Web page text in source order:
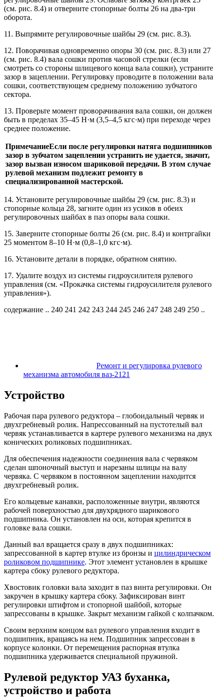
(см. рис. 8.4) и отверните стопорные болты 26 на два-три
оборота.
11. Выпрямите регулировочные шайбы 29 (см. рис. 8.3).
12. Поворачивая одновременно опоры 30 (см. рис. 8.3) или 27
(см. рис. 8.4) вала сошки против часовой стрелки (если
смотреть со стороны шлицевого конца вала сошки), устраните
зазор в зацеплении. Регулировку проводите в положении вала
сошки, соответствующем среднему положению зубчатого
сектора.
13. Проверьте момент проворачивания вала сошки, он должен
быть в пределах 35–45 Н·м (3,5–4,5 кгс·м) при переходе через
среднее положение.
ПримечаниеЕсли после регулировки натяга подшипников
зазор в зубчатом зацеплении устранить не удается, значит,
зазор вызван износом шариковой передачи. В этом случае
рулевой механизм подлежит ремонту в
специализированной мастерской.
14. Установите регулировочные шайбы 29 (см. рис. 8.3) и
стопорные кольца 28, загните один из усиков в обеих
регулировочных шайбах в паз опоры вала сошки.
15. Заверните стопорные болты 26 (см. рис. 8.4) и контргайки
25 моментом 8–10 Н·м (0,8–1,0 кгс·м).
16. Установите детали в порядке, обратном снятию.
17. Удалите воздух из системы гидроусилителя рулевого
управления (см. «Прокачка системы гидроусилителя рулевого
управления»).
содержание .. 240 241 242 243 244 245 246 247 248 249 250 ..
Ремонт и регулировка рулевого
механизма автомобиля ваз-2121
Устройство
Рабочая пара рулевого редуктора – глобоидальный червяк и
двухгребневый ролик. Напрессованный на пустотелый вал
червяк устанавливается в картере рулевого механизма на двух
конических роликовых подшипниках.
Для обеспечения надежности соединения вала с червяком
сделан шпоночный выступ и нарезаны шлицы на валу
червяка. С червяком в постоянном зацеплении находится
двухгребневый ролик.
Его кольцевые канавки, расположенные внутри, являются
рабочей поверхностью для двухрядного шарикового
подшипника. Он установлен на оси, которая крепится в
головке вала сошки.
Данный вал вращается сразу в двух подшипниках:
запрессованной в картер втулке из бронзы и цилиндрическом
роликовом подшипнике. Этот элемент установлен в крышке
картера сбоку рулевого редуктора.
Хвостовик головки вала заходит в паз винта регулировки. Он
закручен в крышку картера сбоку. Зафиксирован винт
регулировки штифтом и стопорной шайбой, которые
запрессованы в крышке. Закрыт механизм гайкой с колпачком.
Своим верхним концом вал рулевого управления входит в
подшипник, вращаясь на нем. Подшипник запрессован в
корпусе колонки. От перемещения распорная втулка
подшипника удерживается специальной пружиной.
Рулевой редуктор УАЗ буханка,
устройство и работа